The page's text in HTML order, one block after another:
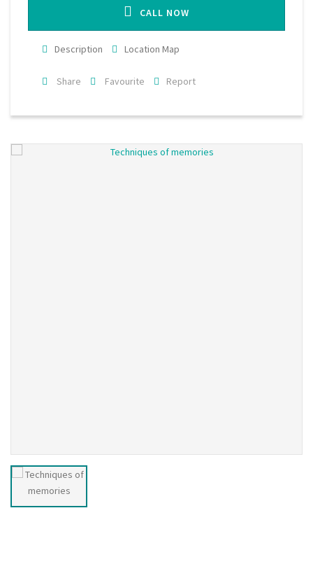
CALL NOW
Description Location Map
Share Favourite Report